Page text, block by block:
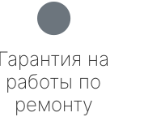
Гарантия на
работы по
ремонту